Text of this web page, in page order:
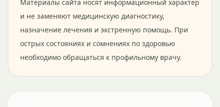
Материалы сайта носят информационный характер
и не заменяют медицинскую диагностику,
назначение лечения и экстренную помощь. При
острых состояниях и сомнениях по здоровью
необходимо обращаться к профильному врачу.